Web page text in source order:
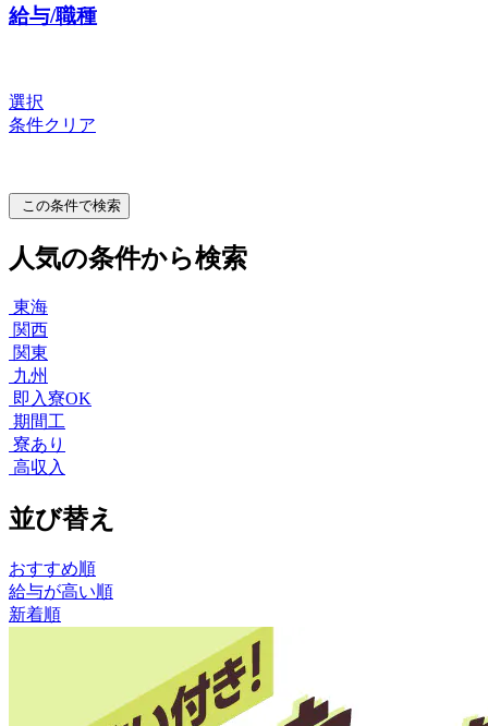
給与/職種
選択
条件クリア
この条件で検索
人気の条件から検索
東海
関西
関東
九州
即入寮OK
期間工
寮あり
高収入
並び替え
おすすめ順
給与が高い順
新着順